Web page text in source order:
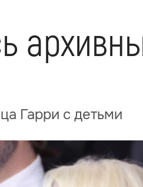
Гарри с детьми